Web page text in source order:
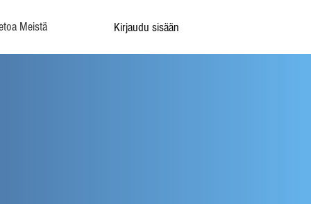
Meistä Kirjaudu sisään